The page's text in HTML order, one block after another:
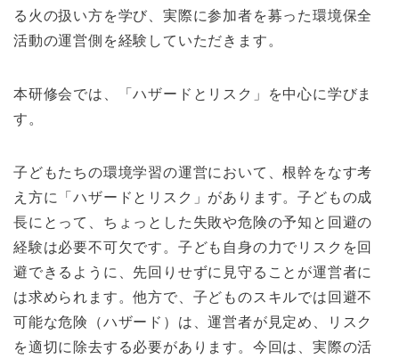
る火の扱い方を学び、実際に参加者を募った環境保全
活動の運営側を経験していただきます。
本研修会では、「ハザードとリスク」を中心に学びま
す。
子どもたちの環境学習の運営において、根幹をなす考
え方に「ハザードとリスク」があります。子どもの成
長にとって、ちょっとした失敗や危険の予知と回避の
経験は必要不可欠です。子ども自身の力でリスクを回
避できるように、先回りせずに見守ることが運営者に
は求められます。他方で、子どものスキルでは回避不
可能な危険（ハザード）は、運営者が見定め、リスク
を適切に除去する必要があります。今回は、実際の活